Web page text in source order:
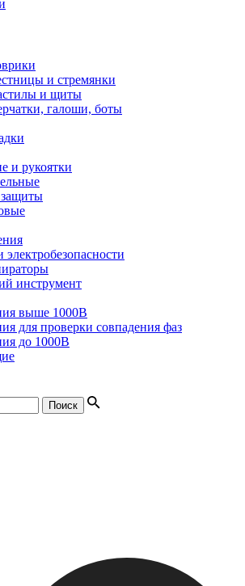
и стремянки
и щиты
галоши, боты
и рукоятки
инструмент
выше 1000В
для проверки совпадения фаз
до 1000В